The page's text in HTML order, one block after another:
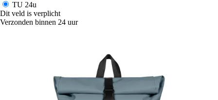
TU 24u
Dit veld is verplicht
Verzonden binnen 24 uur